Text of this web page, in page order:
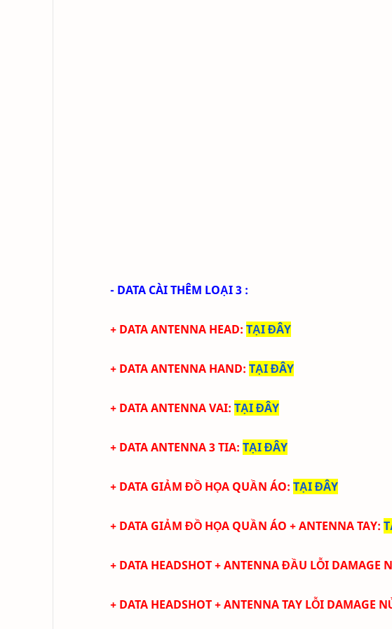
- DATA CÀI THÊM LOẠI 3 :
+ DATA ANTENNA HEAD: TẠI ĐÂY
+ DATA ANTENNA HAND: TẠI ĐÂY
+ DATA ANTENNA VAI: TẠI ĐÂY
+ DATA ANTENNA 3 TIA: TẠI ĐÂY
+ DATA GIẢM ĐỒ HỌA QUẦN ÁO: TẠI ĐÂY
+ DATA GIẢM ĐỒ HỌA QUẦN ÁO + ANTENNA TAY:
+ DATA HEADSHOT + ANTENNA ĐẦU LỖI DAMAGE
+ DATA HEADSHOT + ANTENNA TAY LỖI DAMAGE